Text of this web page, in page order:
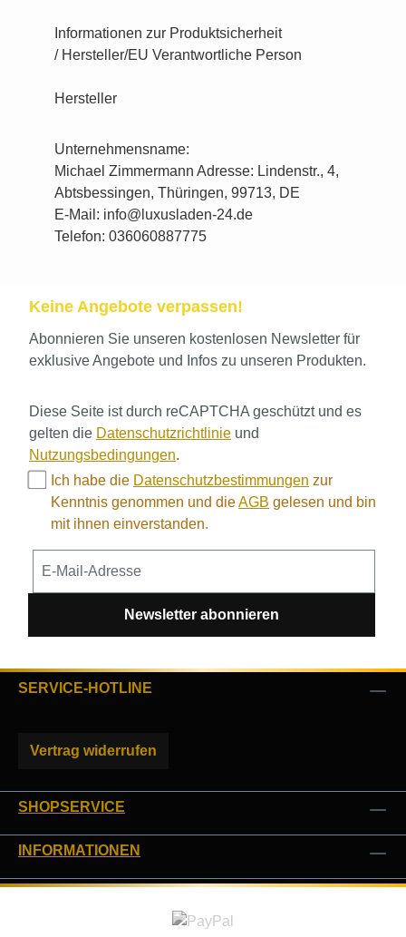
Informationen zur Produktsicherheit
/ Hersteller/EU Verantwortliche Person
Hersteller
Unternehmensname:
Michael Zimmermann Adresse: Lindenstr., 4,
Abtsbessingen, Thüringen, 99713, DE
E-Mail: info@luxusladen-24.de
Telefon: 036060887775
Keine Angebote verpassen!
Abonnieren Sie unseren kostenlosen Newsletter für
exklusive Angebote und Infos zu unseren Produkten.
Diese Seite ist durch reCAPTCHA geschützt und es
gelten die Datenschutzrichtlinie und
Nutzungsbedingungen.
Ich habe die Datenschutzbestimmungen zur
Kenntnis genommen und dieAGB gelesen und bin
mit ihnen einverstanden.
Newsletter abonnieren
SERVICE-HOTLINE
Vertrag widerrufen
SHOPSERVICE
INFORMATIONEN